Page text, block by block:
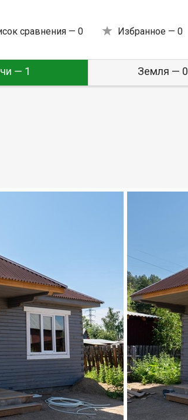
сравнения — 0 Избранное — 0
— 1 Земля — 0